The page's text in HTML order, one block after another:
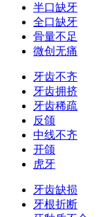
半口缺牙
全口缺牙
骨量不足
微创无痛
牙齿不齐
牙齿拥挤
牙齿稀疏
反颌
中线不齐
开颌
虎牙
牙齿缺损
牙根折断